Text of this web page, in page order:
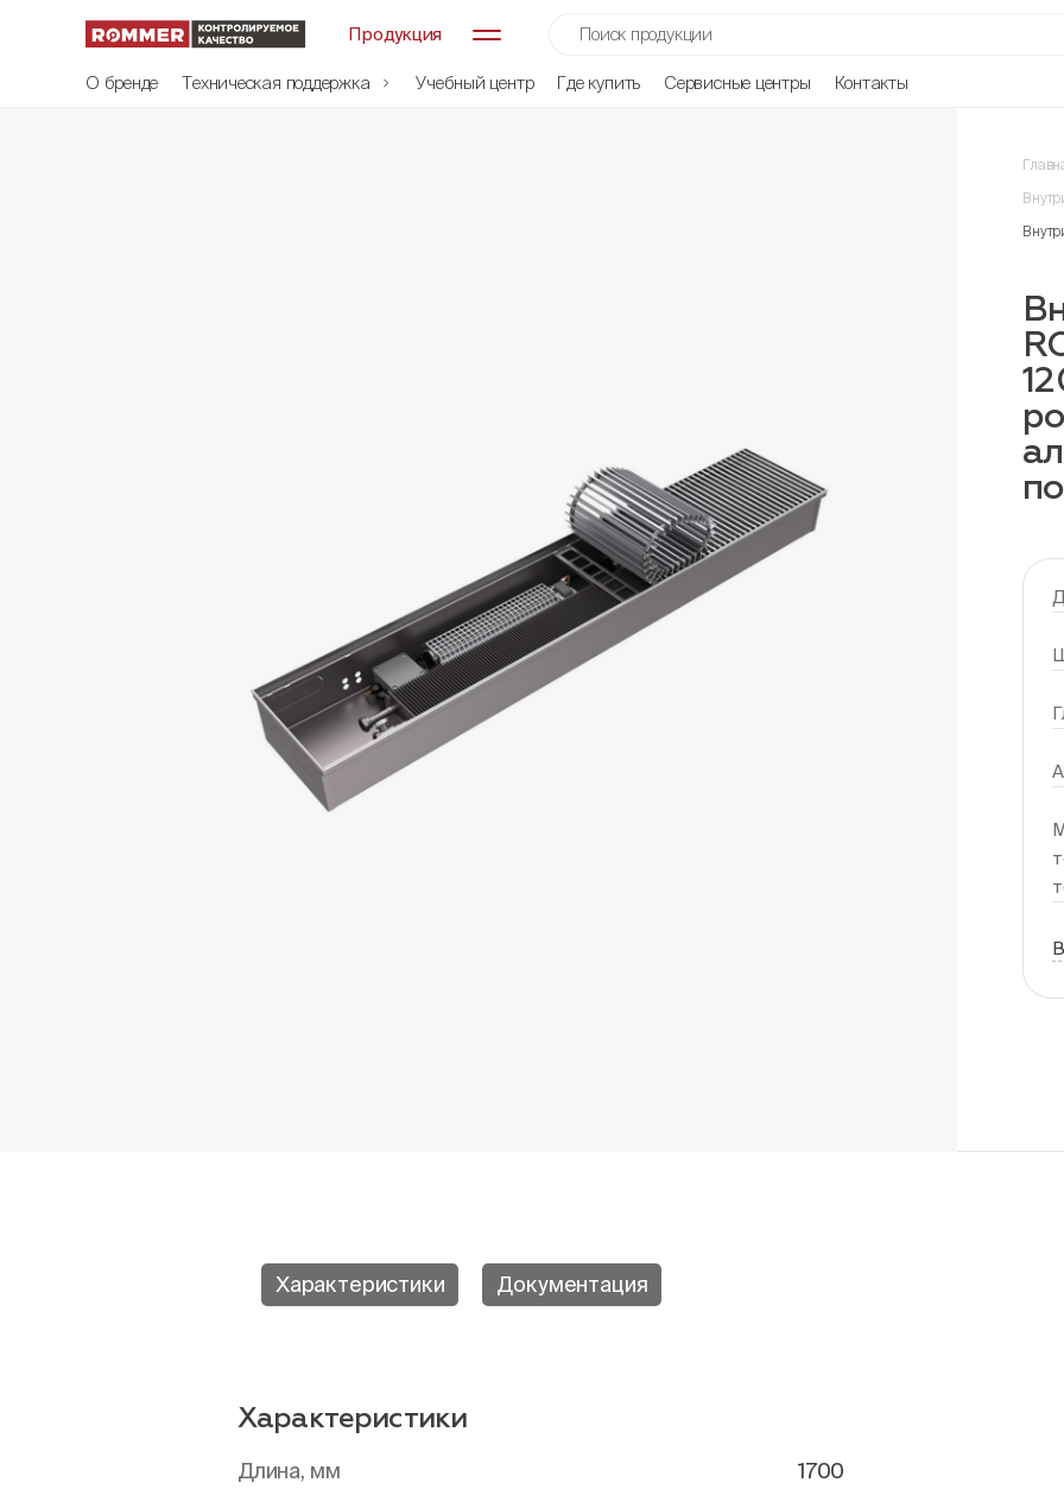
Продукция
О бренде
Техническая поддержка Учебный центр Где купить Сервисные центры Контакты
Характеристики Документация
Характеристики
Длина, мм 1700